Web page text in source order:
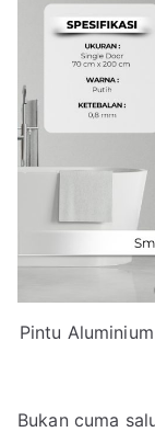
Pintu
Bukan cuma